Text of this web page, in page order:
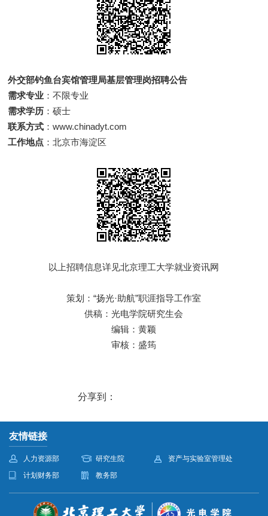
外交部钓鱼台宾馆管理局基层管理岗招聘公告
需求专业 ：不限专业
需求学历 ：硕士
联系方式 ：www.chinadyt.com
工作地点 ：北京市海淀区
以上招聘信息详见北京理工大学就业资讯网
策划：“扬光·助航”职涯指导工作室
供稿：光电学院研究生会
编辑：黄颖
审核：盛筠
分享到：
友情链接
人力资源部 研究生院
资产与实验室管理处
计划财务部
教务部